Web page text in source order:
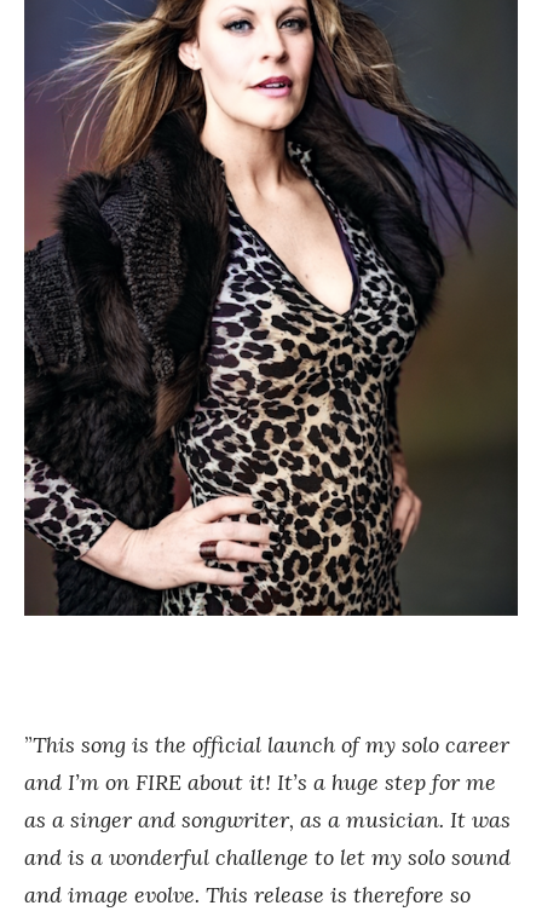
”This song is the official launch of my solo career
and I’m on FIRE about it! It’s a huge step for me
as a singer and songwriter, as a musician. It was
and is a wonderful challenge to let my solo sound
and image evolve. This release is therefore so